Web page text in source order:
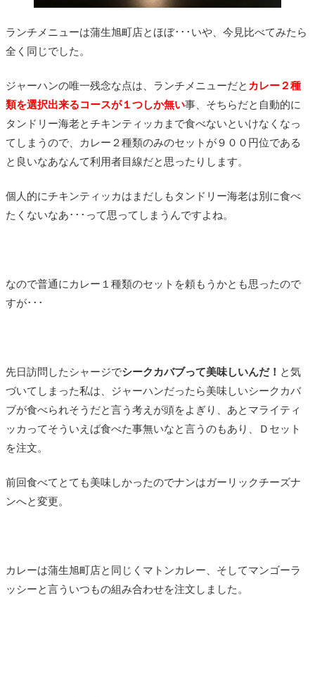
ランチメニューは蒲生旭町店とほぼ･･･いや、今見比べてみたら
全く同じでした。
ジャーハンの唯一残念な点は、ランチメニューだと カレー２種
類を選択出来るコースが１つしか無い事、そちらだと自動的に
タンドリー海老とチキンティッカまで食べないといけなくなっ
てしまうので、カレー２種類のみのセットが９００円位である
と良いなあなんて利用者目線だと思ったりします。
個人的にチキンティッカはまだしもタンドリー海老は別に食べ
たくないなあ･･･って思ってしまうんですよね。
なので普通にカレー１種類のセットを頼もうかとも思ったので
すが･･･
先日訪問したシャージでシークカバブって美味しいんだ！ と気
づいてしまった私は、ジャーハンだったら美味しいシークカバ
ブが食べられそうだと言う考えが頭をよぎり、あとマライティ
ッカってそういえば食べた事無いなと言うのもあり、Ｄセット
を注文。
前回食べてとても美味しかったのでナンはガーリックチーズナ
ンへと変更。
カレーは蒲生旭町店と同じくマトンカレー、そしてマンゴーラ
ッシーと言ういつもの組み合わせを注文しました。